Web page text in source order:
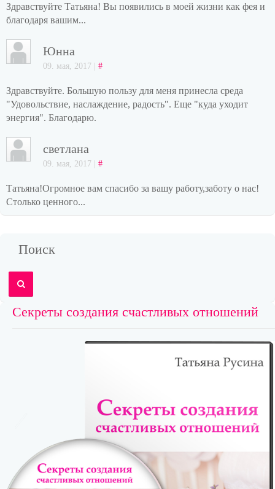
Здравствуйте Татьяна! Вы появились в моей жизни как фея и
благодаря вашим...
Юнна
09. мая, 2017 | #
Здравствуйте. Большую пользу для меня принесла среда
"Удовольствие, наслаждение, радость". Еще "куда уходит
энергия". Благодарю.
светлана
09. мая, 2017 | #
Татьяна!Огромное вам спасибо за вашу работу,заботу о нас!
Столько ценного...
Поиск
Секреты создания счастливых отношений